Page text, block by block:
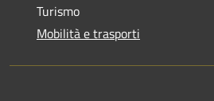
Turismo
Mobilità e trasporti